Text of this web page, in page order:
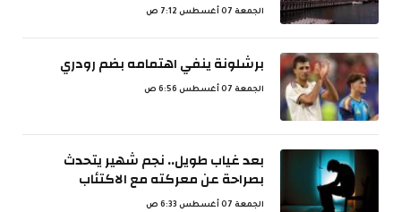
الجمعة 07 أغسطس 7:12 ص
برشلونة ينفي اهتمامه بضم رودري
الجمعة 07 أغسطس 6:56 ص
بعد غياب طويل.. نجم شهير يتحدث
بصراحة عن معركته مع الاكتئاب
الجمعة 07 أغسطس 6:33 ص